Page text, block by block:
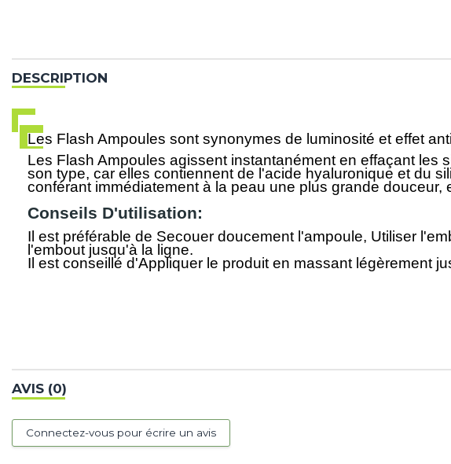
DESCRIPTION
Les Flash Ampoules sont synonymes de luminosité et effet
Les Flash Ampoules agissent instantanément en effaçant les
son type, car elles contiennent de l'acide hyaluronique et du
conférant immédiatement à la peau une plus grande douceur,
Conseils D'utilisation:
Il est préférable de Secouer doucement l'ampoule, Utiliser
l'embout jusqu'à la ligne.
Il est conseillé d'Appliquer le produit en massant légèrement
AVIS (0)
Connectez-vous pour écrire un avis